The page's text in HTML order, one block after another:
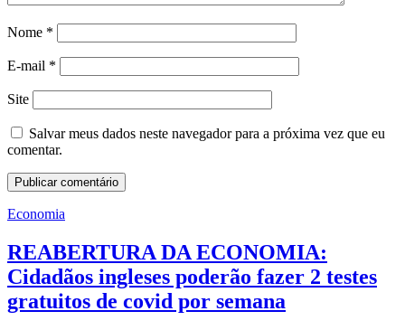
Nome *
E-mail *
Site
Salvar meus dados neste navegador para a próxima vez que eu
comentar.
Economia
REABERTURA DA ECONOMIA:
Cidadãos ingleses poderão fazer 2 testes
gratuitos de covid por semana